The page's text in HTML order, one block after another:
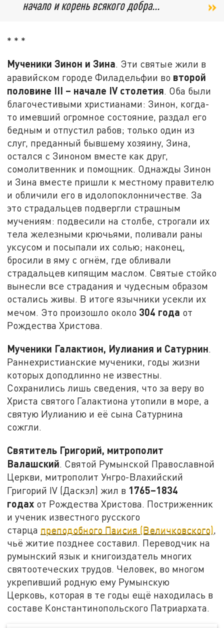
начало и корень всякого добра...
* * *
Мученики Зинон и Зина. Эти святые жили в
аравийском городе Филадельфии во второй
половине III – начале IVстолетия. Оба были
благочестивыми христианами: Зинон, когда-
то имевший огромное состояние, раздал его
бедным и отпустил рабов; только один из
слуг, преданный бывшему хозяину, Зина,
остался с Зиноном вместе как друг,
сомолитвенник и помощник. Однажды Зинон
и Зина вместе пришли к местному правителю
и обличили его в идолопоклонничестве. За
это страдальцев подвергли страшным
мучениям: подвесили на столбе, строгали их
тела железными крючьями, поливали раны
уксусом и посыпали их солью; наконец,
бросили в яму с огнём, где обливали
страдальцев кипящим маслом. Святые стойко
вынесли все страдания и чудесным образом
остались живы. В итоге язычники усекли их
мечом. Это произошло около 304 года от
Рождества Христова.
Мученики Галактион, Иулиания и Сатурнин.
Раннехристианские мученики, годы жизни
которых доподлинно не известны.
Сохранились лишь сведения, что за веру во
Христа святого Галактиона утопили в море, а
святую Иулианию и её сына Сатурнина
сожгли.
Святитель Григорий, митрополит
Валашский. Святой Румынской Православной
Церкви, митрополит Унгро-Влахийский
Григорий IV (Даскэл) жил в 1765–1834
годах от Рождества Христова. Постриженник
и ученик известного русского
старца преподобного Паисия (Величковского),
чьё житие позднее составил. Переводчик на
румынский язык и книгоиздатель многих
святоотеческих трудов. Человек, во многом
укрепивший родную ему Румынскую
Церковь, которая в те годы ещё находилась в
составе Константинопольского Патриархата.